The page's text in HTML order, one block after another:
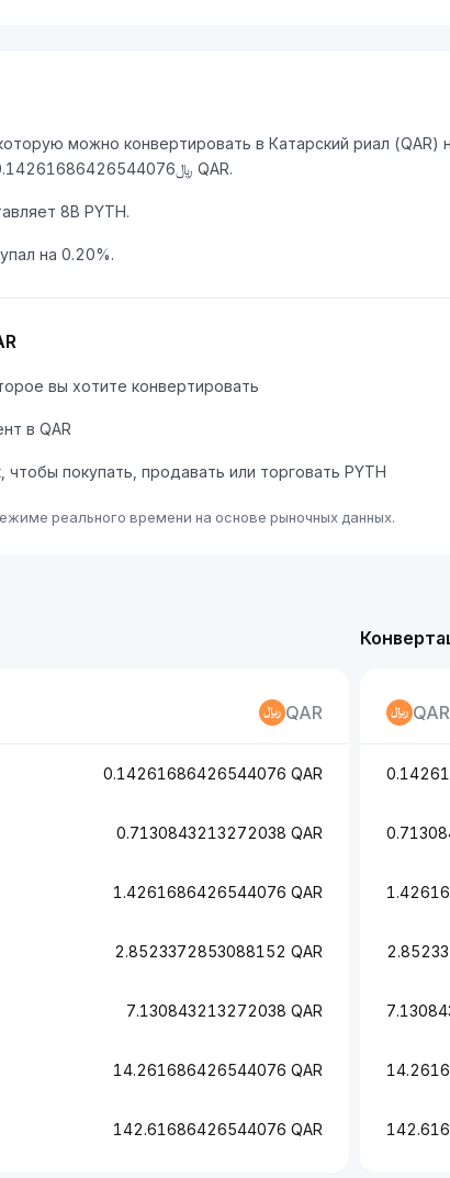
можно конвертировать в Катарский риал (QAR)
Текущий обменный курс: 1 PYTH = ﷼0.14261686426544076 QAR.
8B PYTH.
на 0.20%.
вы хотите конвертировать
в QAR
чтобы покупать, продавать или торговать PYTH
реального времени на основе рыночных данных.
QAR
0.14261686426544076 QAR
0.7130843213272038 QAR
1.4261686426544076 QAR
2.8523372853088152 QAR
7.130843213272038 QAR
14.261686426544076 QAR
142.61686426544076 QAR
QAR